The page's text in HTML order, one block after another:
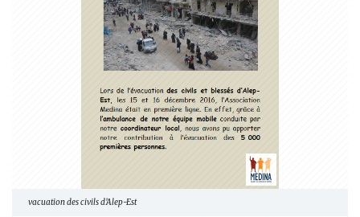
vacuation des civils d'Alep-Est